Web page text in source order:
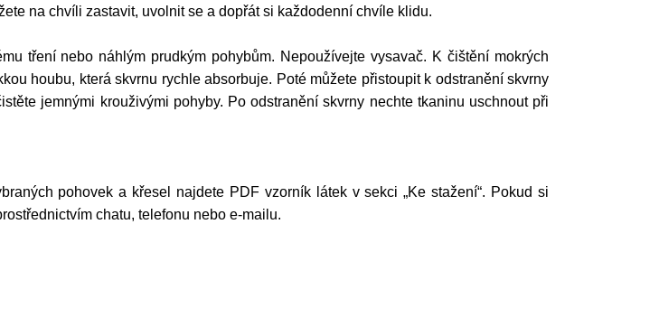
na chvíli zastavit, uvolnit se a dopřát si každodenní chvíle klidu.
tření nebo náhlým prudkým pohybům. Nepoužívejte vysavač. K čištění mokrých
houbu, která skvrnu rychle absorbuje. Poté můžete přistoupit k odstranění skvrny
jemnými krouživými pohyby. Po odstranění skvrny nechte tkaninu uschnout při
pohovek a křesel najdete PDF vzorník látek v sekci „Ke stažení“. Pokud si
chatu, telefonu nebo e-mailu.